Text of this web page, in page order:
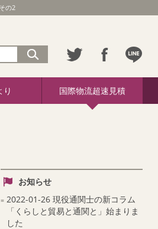
の2
り 国際物流超速見積
お知らせ
2022-01-26 現役通関士の新コラム
「くらしと貿易と通関と」始まりま
した